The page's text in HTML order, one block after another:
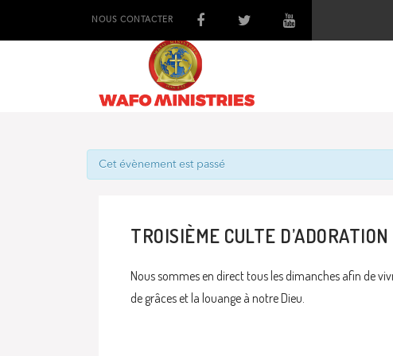
NOUS CONTACTER
Cet évènement est passé
TROISIÈME CULTE D’ADORATION
Nous sommes en direct tous les dimanches afin de
de grâces et la louange à notre Dieu.